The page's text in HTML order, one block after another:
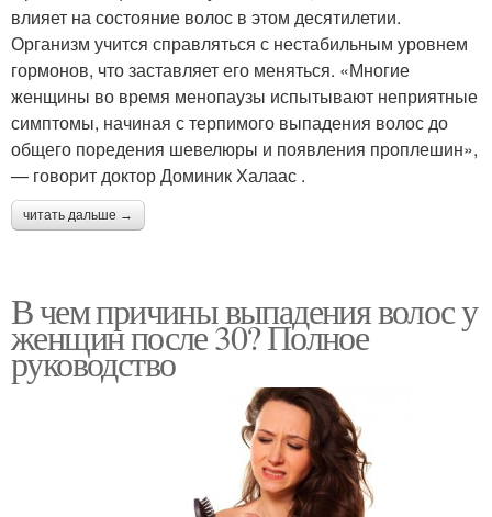
влияет на состояние волос в этом десятилетии.
Организм учится справляться с нестабильным уровнем
гормонов, что заставляет его меняться. «Многие
женщины во время менопаузы испытывают неприятные
симптомы, начиная с терпимого выпадения волос до
общего поредения шевелюры и появления проплешин»,
— говорит доктор Доминик Халаас .
читать дальше →
В чем причины выпадения волос у
женщин после 30? Полное
руководство